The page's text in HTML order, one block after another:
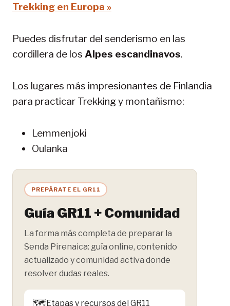
Trekking en Europa »
Puedes disfrutar del senderismo en las
cordillera de los Alpes escandinavos.
Los lugares más impresionantes de Finlandia
para practicar Trekking y montañismo:
Lemmenjoki
Oulanka
PREPÁRATE EL GR11
Guía GR11 + Comunidad
La forma más completa de preparar la
Senda Pirenaica: guía online, contenido
actualizado y comunidad activa donde
resolver dudas reales.
🗺️Etapas y recursos del GR11